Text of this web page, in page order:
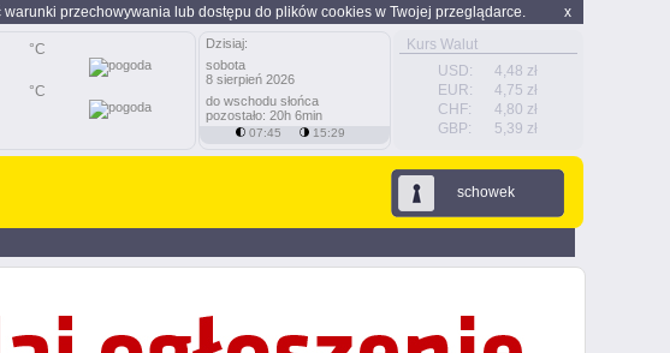
x
warunki przechowywania lub dostępu do plików cookies w Twojej przeglądarce.
Kurs Walut
USD:
4,48 zł
EUR:
4,75 zł
CHF:
4,80 zł
GBP:
5,39 zł
°C
°C
Dzisiaj:
sobota
8 sierpień 2026
do wschodu słońca
pozostało: 20h 6min
07:45 15:29
schowek